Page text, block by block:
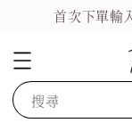
首次下單輸
搜尋